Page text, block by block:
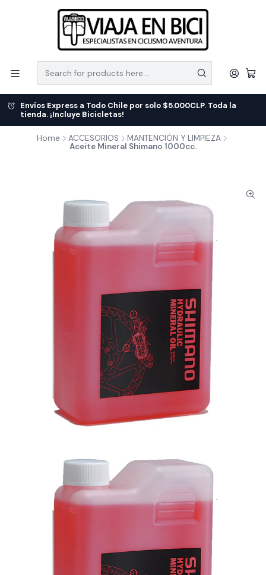
Envíos Express a Todo Chile por solo $5.000CLP. Toda la
tienda. ¡Incluye Bicicletas!
Home ACCESORIOS
MANTENCIÓN Y LIMPIEZA
Aceite Mineral Shimano 1000cc.